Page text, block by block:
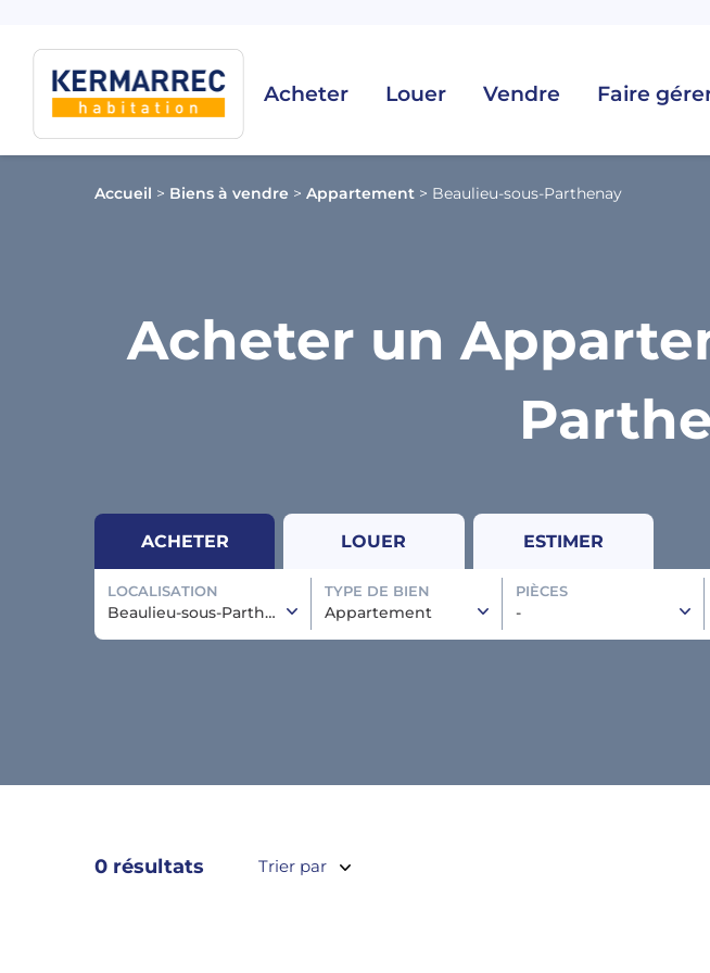
Acheter Louer Vendre Faire
Accueil > Biens à vendre > Appartement > Beaulieu-sous-Parthenay
Acheter un
ACHETER LOUER ESTIMER
LOCALISATION
Beaulieu-sous-Parthenay
TYPE DE BIEN
Appartement
PIÈCES
-
0 résultats Trier par